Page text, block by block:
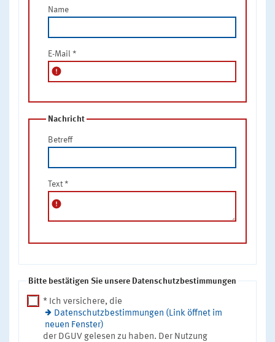
Name
E-Mail *
error
Nachricht
Betreff
Text *
error
Bitte bestätigen Sie unsere Datenschutzbestimmungen
* Ich versichere, die
Datenschutzbestimmungen (Link öffnet im
neuen Fenster)
der DGUV gelesen zu haben. Der Nutzung